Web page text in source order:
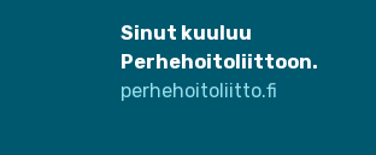
Sinut kuuluu
Perhehoitoliittoon.
perhehoitoliitto.fi